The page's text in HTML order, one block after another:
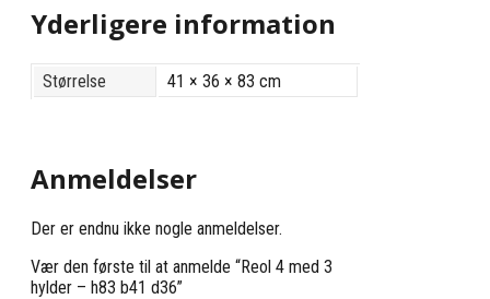
antalYderligere information
Størrelse 41 × 36 × 83 cm
Anmeldelser
Der er endnu ikke nogle anmeldelser.
Vær den første til at anmelde “Reol 4 med 3
hylder – h83 b41 d36”